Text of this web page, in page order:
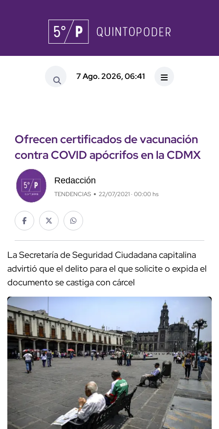
7 Ago. 2026, 06:41
Ofrecen certificados de vacunación
contra COVID apócrifos en la CDMX
Redacción
TENDENCIAS 22/07/2021 · 00:00 hs
La Secretaría de Seguridad Ciudadana capitalina
advirtió que el delito para el que solicite o expida el
documento se castiga con cárcel